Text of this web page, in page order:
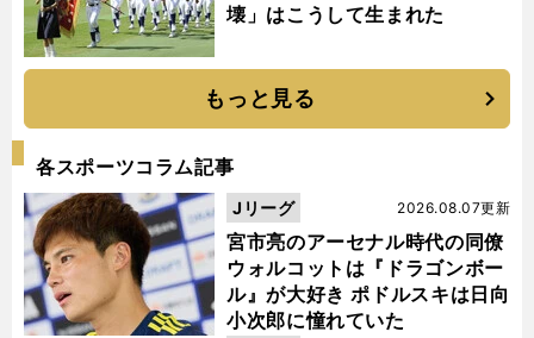
壊」はこうして生まれた
もっと見る
各スポーツコラム記事
宮市亮のアーセナル時代の同僚
ウォルコットは『ドラゴンボー
ル』が大好き ポドルスキは日向
小次郎に憧れていた
2026.08.07更新
Jリーグ